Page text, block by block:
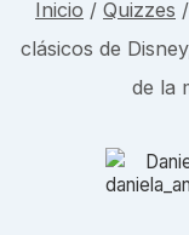
Inicio / Quizzes /
clásicos de
de la